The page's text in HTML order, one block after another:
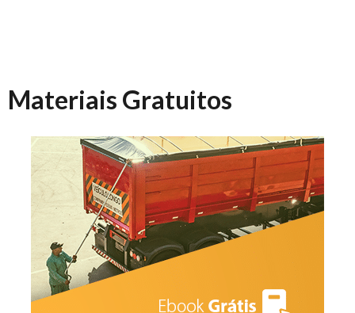
Materiais Gratuitos